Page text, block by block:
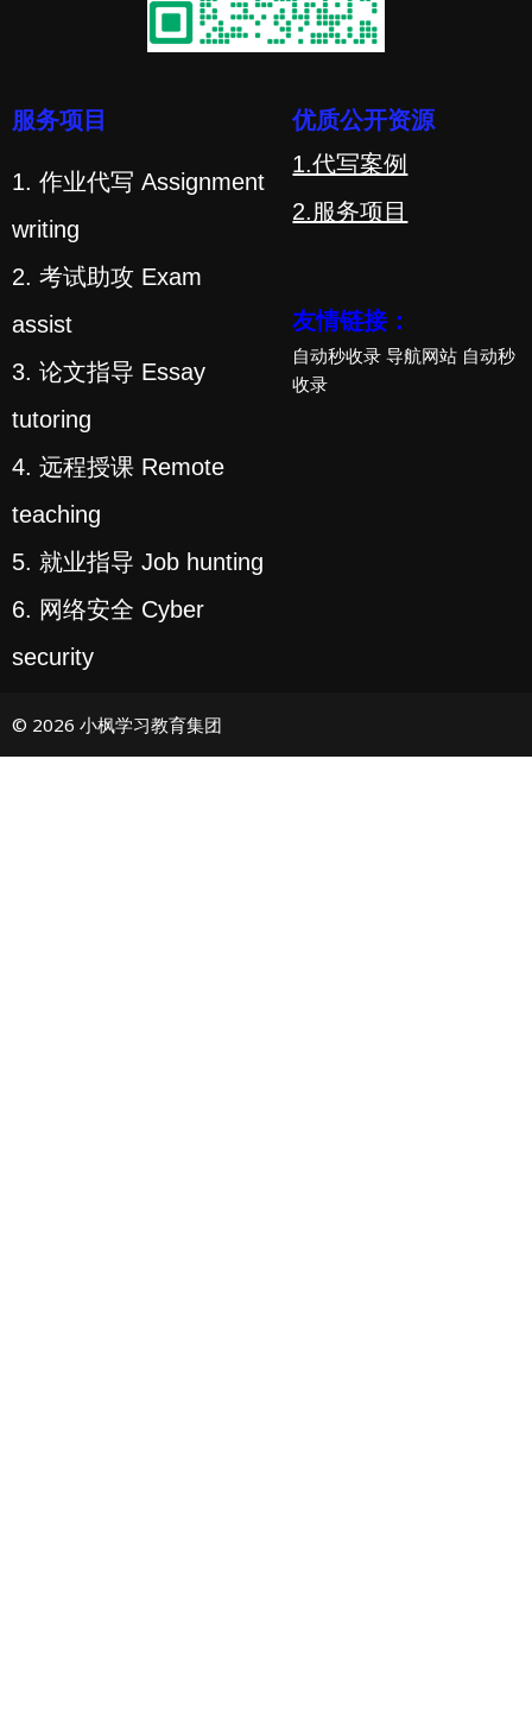
服务项目
1. 作业代写 Assignment
writing
2. 考试助攻 Exam
assist
3. 论文指导 Essay
tutoring
4. 远程授课 Remote
teaching
5. 就业指导 Job hunting
6. 网络安全 Cyber
security
优质公开资源
1.代写案例
2.服务项目
友情链接：
自动秒收录 导航网站 自动秒
收录
© 2026 小枫学习教育集团